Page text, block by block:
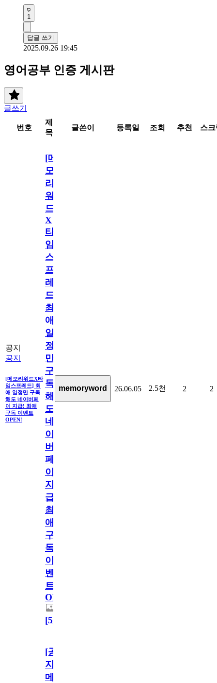
1
답글 쓰기
2025.09.26 19:45
영어공부 인증 게시판
글쓰기
번호
제
목
글쓴이 등록일 조회 추천 스
공지
공지
[메모리워드X타
임스프레드] 최
애 일정만 구독
해도 네이버페
이 지급! 최애
구독 이벤트
OPEN!
[메
모
리
워
드
X
타
임
스
프
레
드]
최
애
일
정
만
구
독
해
도
네
이
버
페
이
지
급!
최
애
구
독
이
벤
트
OPEN!
[5]
memoryword 26.06.05 2.5천 2 2
[공
지]
메